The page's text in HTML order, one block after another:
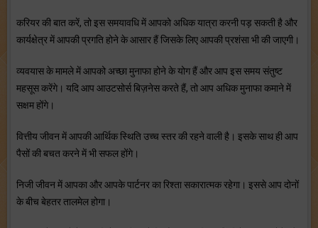
करियर की बात करें, तो इस समयावधि में आपको अधिक यात्रा करनी पड़ सकती है और
कार्यक्षेत्र में आपकी प्रगति होने के आसार हैं जिसके लिए आपकी प्रशंसा भी की जाएगी।
व्‍यवयास के मामले में आपको अच्‍छा मुनाफा होने के योग हैं और आप इस समय संतुष्‍ट
महसूस करेंगे। यदि आप आउटसोर्स बिज़नेस करते हैं, तो आप अधिक मुनाफा कमाने में
सक्षम होंगे।
वित्तीय जीवन में आपकी आर्थिक स्थिति उच्‍च स्‍तर की रहने वाली है। इसके साथ ही आप
पैसों की बचत करने में भी सफल होंगे।
निजी जीवन में आपका और आपके पार्टनर का रिश्‍ता सकारात्‍मक रहेगा। इससे आप दोनों
के बीच बेहतर तालमेल होगा।